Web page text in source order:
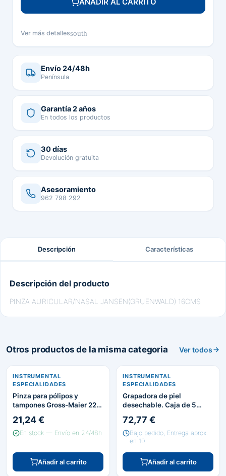
Ver más detallessouth
Envío 24/48h
Península
Garantía 2 años
En todos los productos
30 días
Devolución gratuita
Asesoramiento
962 798 292
Descripción Características
Descripción del producto
PINZA AURICULAR/NASAL JANSEN(GRUENWALD) 16CMS
Otros productos de la misma categoria Ver todos
INSTRUMENTAL
ESPECIALIDADES
Pinza para pólipos y
tampones Gross-Maier 22
21,24 €
En stock — Envío en 24/48h
Añadir al carrito
INSTRUMENTAL
ESPECIALIDADES
Grapadora de piel
desechable. Caja de 5
72,77 €
Bajo pedido, Entrega aprox.
en 10
Añadir al carrito